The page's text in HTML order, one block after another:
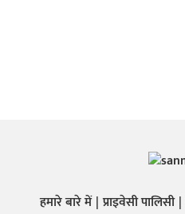
हमारे बारे में प्राइवेसी पालिसी